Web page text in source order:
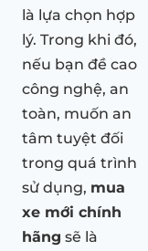
là lựa chọn hợp
lý. Trong khi đó,
nếu bạn đề cao
công nghệ, an
toàn, muốn an
tâm tuyệt đối
trong quá trình
sử dụng, mua
xe mới chính
hãng sẽ là